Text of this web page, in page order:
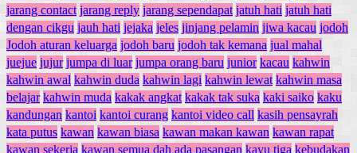
jarang contact jarang reply jarang sependapat jatuh hati jatuh hati
dengan cikgu jauh hati jejaka jeles jinjang pelamin jiwa kacau jodoh
Jodoh aturan keluarga jodoh baru jodoh tak kemana jual mahal
juejue jujur jumpa di luar jumpa orang baru junior kacau kahwin
kahwin awal kahwin duda kahwin lagi kahwin lewat kahwin masa
belajar kahwin muda kakak angkat kakak tak suka kaki saiko kaku
kandungan kantoi kantoi curang kantoi video call kasih pensayrah
kata putus kawan kawan biasa kawan makan kawan kawan rapat
kawan sekerja kawan semua dah ada pasangan kayu tiga kebudakan